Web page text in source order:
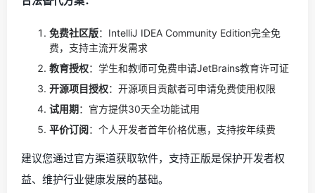
免费社区版：IntelliJ IDEA Community Edition完全免
费，支持主流开发需求
教育授权：学生和教师可免费申请JetBrains教育许可证
开源项目授权：开源项目贡献者可申请免费使用权限
试用期：官方提供30天全功能试用
平价订阅：个人开发者首年价格优惠，支持按年续费
建议您通过官方渠道获取软件，支持正版是保护开发者权
益、维护行业健康发展的基础。